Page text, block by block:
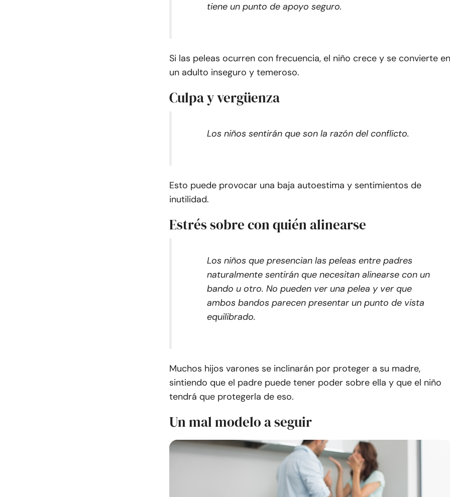
tiene un punto de apoyo seguro.
Si las peleas ocurren con frecuencia, el niño crece y se convierte en
un adulto inseguro y temeroso.
Culpa y vergüenza
Los niños sentirán que son la razón del conflicto.
Esto puede provocar una baja autoestima y sentimientos de
inutilidad.
Estrés sobre con quién alinearse
Los niños que presencian las peleas entre padres
naturalmente sentirán que necesitan alinearse con un
bando u otro. No pueden ver una pelea y ver que
ambos bandos parecen presentar un punto de vista
equilibrado.
Muchos hijos varones se inclinarán por proteger a su madre,
sintiendo que el padre puede tener poder sobre ella y que el niño
tendrá que protegerla de eso.
Un mal modelo a seguir